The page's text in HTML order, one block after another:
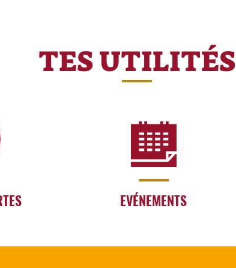
TES UTILITÉS
EVÉNEMENTS